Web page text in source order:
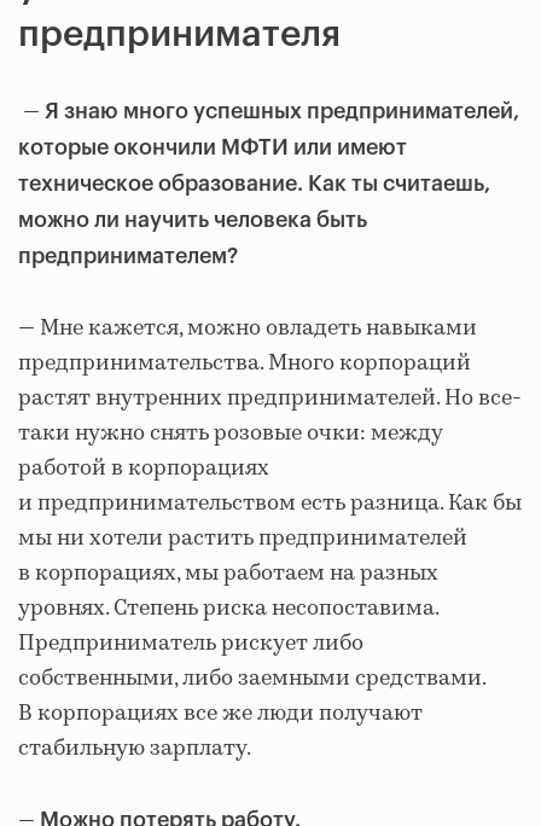
предпринимателя
— Я знаю много успешных предпринимателей,
которые окончили МФТИ или имеют
техническое образование. Как ты считаешь,
можно ли научить человека быть
предпринимателем?
— Мне кажется, можно овладеть навыками
предпринимательства. Много корпораций
растят внутренних предпринимателей. Но все-
таки нужно снять розовые очки: между
работой в корпорациях
и предпринимательством есть разница. Как бы
мы ни хотели растить предпринимателей
в корпорациях, мы работаем на разных
уровнях. Степень риска несопоставима.
Предприниматель рискует либо
собственными, либо заемными средствами.
В корпорациях все же люди получают
стабильную зарплату.
Можно потерять работу.